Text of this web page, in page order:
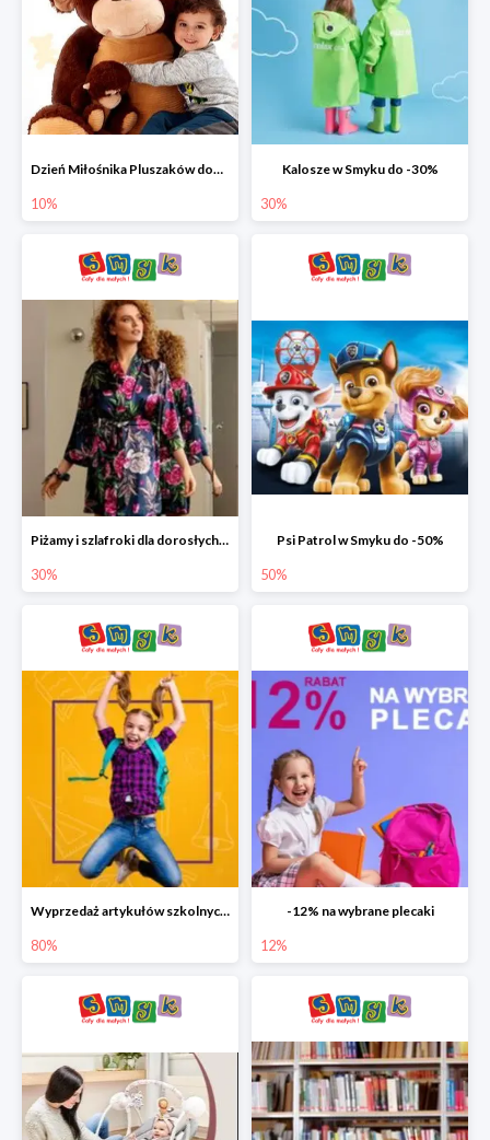
Dzień Miłośnika Pluszaków dodatkowy rabat -10%
10%
Kalosze w Smyku do -30%
30%
Piżamy i szlafroki dla dorosłych w Smyku do -30%
30%
Psi Patrol w Smyku do -50%
50%
Wyprzedaż artykułów szkolnych w Smyku do -80%
80%
-12% na wybrane plecaki
12%